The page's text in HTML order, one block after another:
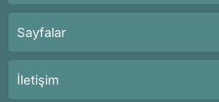
Sayfalar
İletişim